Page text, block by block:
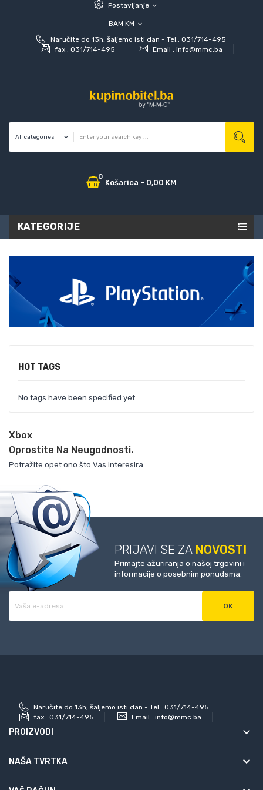
Postavljanje expand_more
BAM KM expand_more
Naručite do 13h, šaljemo isti dan - Tel.: 031/714-495
fax : 031/714-495 Email : info@mmc.ba
Košarica
0
- 0,00 KM
KATEGORIJE
HOT TAGS
No tags have been specified yet.
Xbox
Oprostite Na Neugodnosti.
Potražite opet ono što Vas interesira
PRIJAVI SE ZA NOVOSTI
Primajte ažuriranja o našoj trgovini i
informacije o posebnim ponudama.
Naručite do 13h, šaljemo isti dan - Tel.: 031/714-495
fax : 031/714-495 Email : info@mmc.ba
PROIZVODI keyboard_arrow_down
NAŠA TVRTKA keyboard_arrow_down